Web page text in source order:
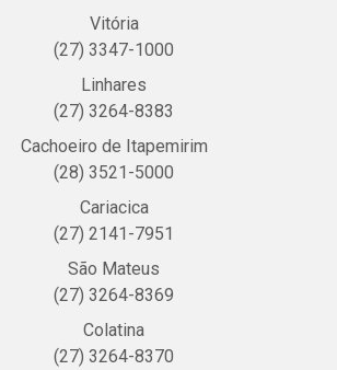
Vitória
(27) 3347-1000
Linhares
(27) 3264-8383
Cachoeiro de Itapemirim
(28) 3521-5000
Cariacica
(27) 2141-7951
São Mateus
(27) 3264-8369
Colatina
(27) 3264-8370